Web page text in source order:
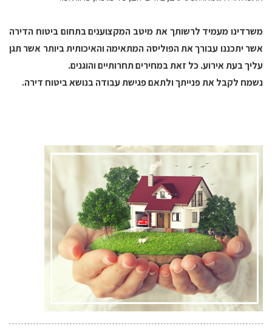
משרדינו מעמיד לרשותך את מיטב המקצוענים בתחום ביטוח הדירה
אשר יתכננו עבורך את הפוליסה המתאימה והאיכותית ביותר אשר תגן
עליך בעת אירוע. כל זאת במחירים תחרותיים והוגנים.
נשמח לקבל את פנייתך ולתאם פגישת עבודה בנושא ביטוח דירה.